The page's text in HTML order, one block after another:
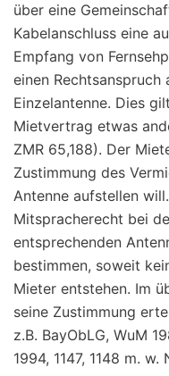
über eine
Kabelanschluss eine
Empfang von
einen
Einzelantenne. Dies
Mietvertrag etwas
ZMR 65,188). Der
Zustimmung des
Antenne aufstellen
Mitspracherecht bei
entsprechenden
bestimmen, soweit
Mieter entstehen. Im
seine Zustimmung
z.B. BayObLG, WuM
1994, 1147, 1148 m. w.